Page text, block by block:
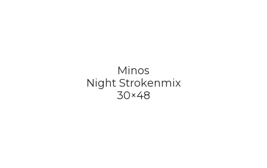
Minos
Night Strokenmix
30×48